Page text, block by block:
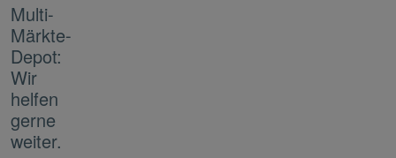
Multi-
Märkte-
Depot:
Wir
helfen
gerne
weiter.